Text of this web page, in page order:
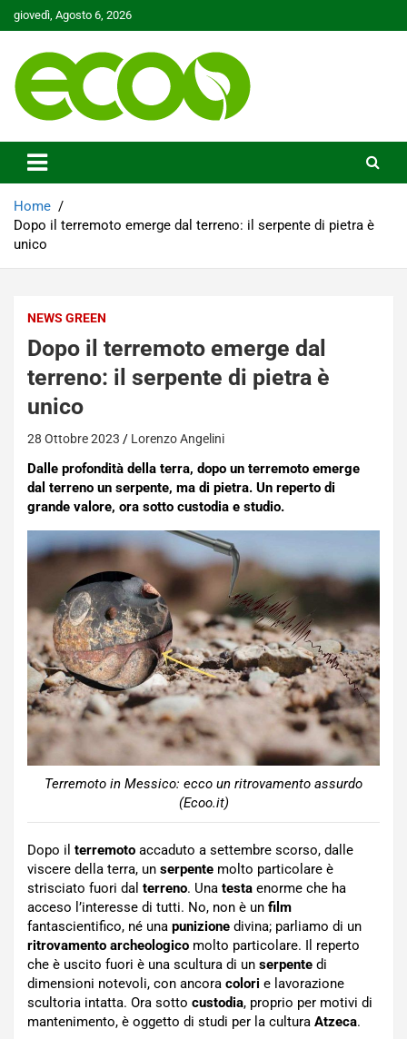
Skip
to
giovedì, Agosto 6, 2026
Ecoo.it
Home
Dopo il terremoto emerge dal terreno: il serpente di pietra è
unico
NEWS GREEN
Dopo il terremoto emerge dal
terreno: il serpente di pietra è
unico
28 Ottobre 2023 Lorenzo Angelini
Dalle profondità della terra, dopo un terremoto emerge
dal terreno un serpente, ma di pietra. Un reperto di
grande valore, ora sotto custodia e studio.
Terremoto in Messico: ecco un ritrovamento assurdo
(Ecoo.it)
Dopo il terremoto accaduto a settembre scorso, dalle
viscere della terra, un serpente molto particolare è
strisciato fuori dal terreno. Una testa enorme che ha
acceso l’interesse di tutti. No, non è un film
fantascientifico, né una punizione divina; parliamo di un
ritrovamento archeologico molto particolare. Il reperto
che è uscito fuori è una scultura di un serpente di
dimensioni notevoli, con ancora colori e lavorazione
scultoria intatta. Ora sotto custodia, proprio per motivi di
mantenimento, è oggetto di studi per la cultura Atzeca.